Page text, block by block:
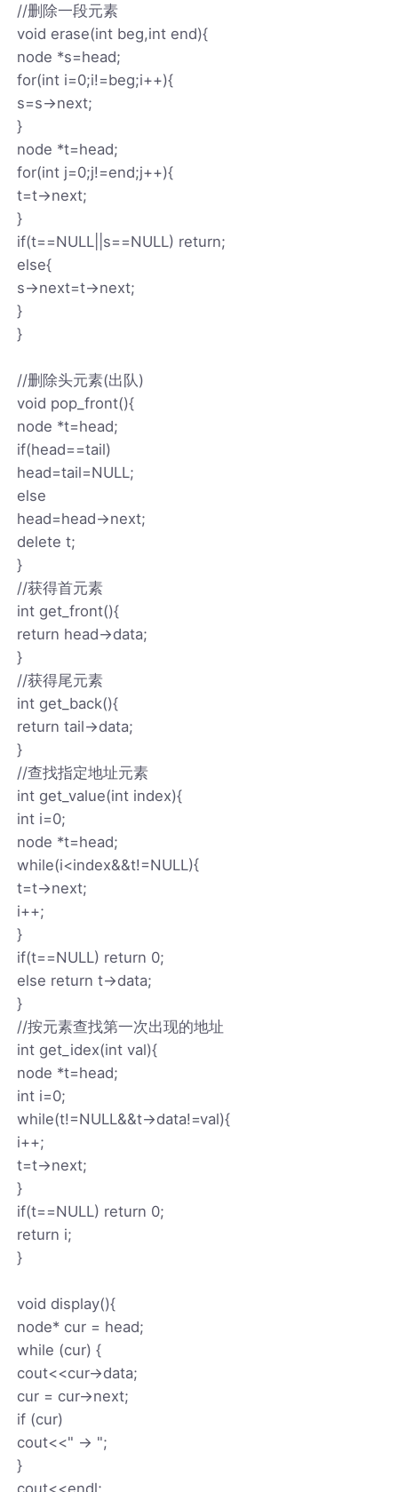
//删除一段元素
void erase(int beg,int end){
node *s=head;
for(int i=0;i!=beg;i++){
s=s->next;
}
node *t=head;
for(int j=0;j!=end;j++){
t=t->next;
}
if(t==NULL||s==NULL) return;
else{
s->next=t->next;
}
}
//删除头元素(出队)
void pop_front(){
node *t=head;
if(head==tail)
head=tail=NULL;
else
head=head->next;
delete t;
}
//获得首元素
int get_front(){
return head->data;
}
//获得尾元素
int get_back(){
return tail->data;
}
//查找指定地址元素
int get_value(int index){
int i=0;
node *t=head;
while(i<index&&t!=NULL){
t=t->next;
i++;
}
if(t==NULL) return 0;
else return t->data;
}
//按元素查找第一次出现的地址
int get_idex(int val){
node *t=head;
int i=0;
while(t!=NULL&&t->data!=val){
i++;
t=t->next;
}
if(t==NULL) return 0;
return i;
}
void display(){
node* cur = head;
while (cur) {
cout<<cur->data;
cur = cur->next;
if (cur)
cout<<" -> ";
}
cout<<endl;